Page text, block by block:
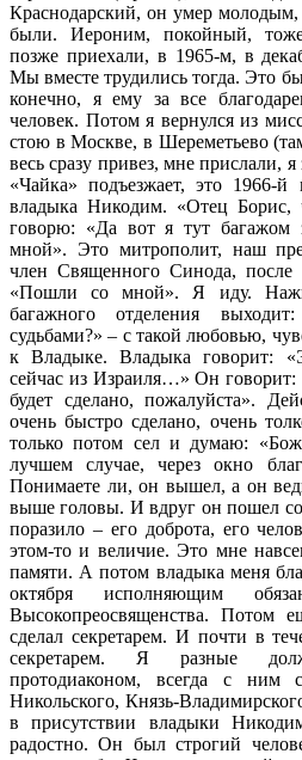
Краснодарский, он умер
были. Иероним, покойный,
позже приехали, в 1965-м, в
Мы вместе трудились тогда. Это
конечно, я ему за все
человек. Потом я вернулся из
стою в Москве, в Шереметьево
весь сразу привез, мне прислали,
«Чайка» подъезжает, это 1966-
владыка Никодим. «Отец Борис,
говорю: «Да вот я тут
мной». Это митрополит, наш
член Священного Синода,
«Пошли со мной». Я иду.
багажного отделения
судьбами?» – с такой любовью,
к Владыке. Владыка говорит:
сейчас из Израиля…» Он говорит:
будет сделано, пожалуйста».
очень быстро сделано, очень
только потом сел и думаю:
лучшем случае, через окно
Понимаете ли, он вышел, а он
выше головы. И вдруг он пошел
поразило – его доброта, его
этом-то и величие. Это мне
памяти. А потом владыка меня
октября исполняющим
Высокопреосвященства. Потом
сделал секретарем. И почти в
секретарем. Я разные
протодиаконом, всегда с ним
Никольского, Князь-
в присутствии владыки
радостно. Он был строгий